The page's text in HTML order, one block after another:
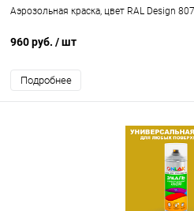
Аэрозольная краска, цвет RAL Design
960 руб. / шт
Подробнее